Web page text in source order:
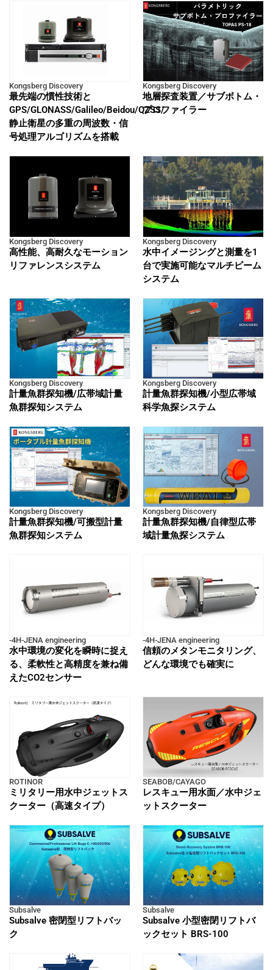
Kongsberg Discovery
最先端の慣性技術と
GPS/GLONASS/Galileo/Beidou/QZSS/
静止衛星の多重の周波数・信
号処理アルゴリズムを搭載
Kongsberg Discovery
地層探査装置／サブボトム・
プロファイラー
Kongsberg Discovery
高性能、高耐久なモーション
リファレンスシステム
Kongsberg Discovery
水中イメージングと測量を1
台で実施可能なマルチビーム
システム
Kongsberg Discovery
計量魚群探知機/広帯域計量
魚群探知システム
Kongsberg Discovery
計量魚群探知機/小型広帯域
科学魚探システム
Kongsberg Discovery
計量魚群探知機/可搬型計量
魚群探知システム
Kongsberg Discovery
計量魚群探知機/自律型広帯
域計量魚探システム
-4H-JENA engineering
水中環境の変化を瞬時に捉え
る、柔軟性と高精度を兼ね備
えたCO2センサー
-4H-JENA engineering
信頼のメタンモニタリング、
どんな環境でも確実に
ROTINOR
ミリタリー用水中ジェットス
クーター（高速タイプ）
SEABOB/CAYAGO
レスキュー用水面／水中ジェ
ットスクーター
Subsalve
Subsalve 密閉型リフトバッ
ク
Subsalve
Subsalve 小型密閉リフトバ
ックセット BRS-100